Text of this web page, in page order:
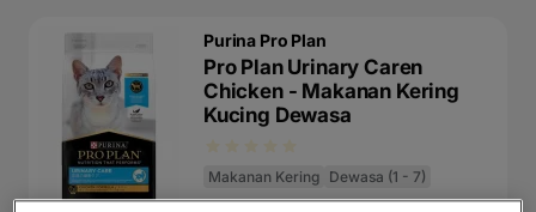
Purina Pro Plan
Pro Plan Urinary Caren
Chicken - Makanan Kering
Kucing Dewasa
Makanan Kering Dewasa (1 - 7)